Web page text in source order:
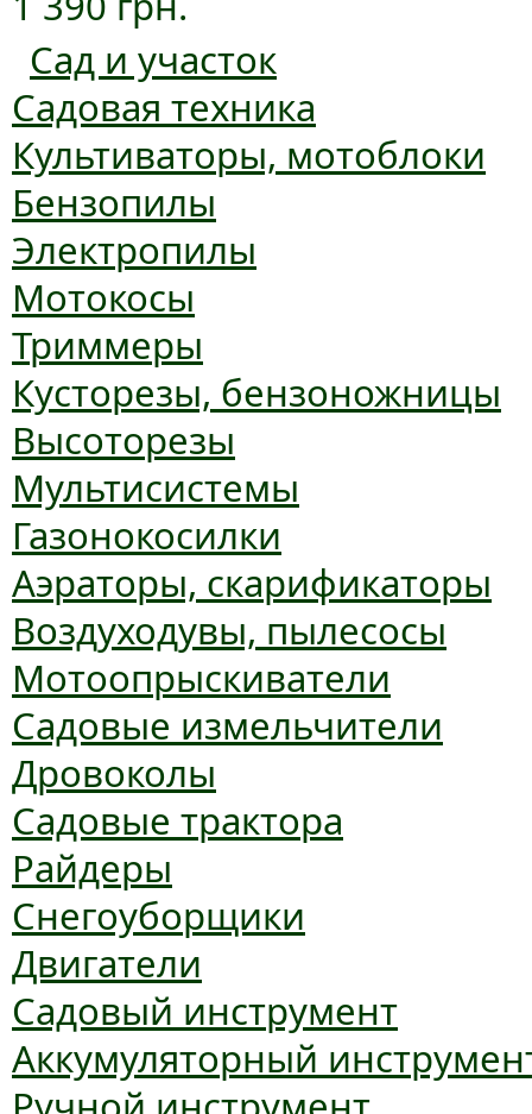
Сад и участок
Садовая техника
Культиваторы, мотоблоки
Бензопилы
Электропилы
Мотокосы
Триммеры
Кусторезы, бензоножницы
Высоторезы
Мультисистемы
Газонокосилки
Аэраторы, скарификаторы
Воздуходувы, пылесосы
Мотоопрыскиватели
Садовые измельчители
Дровоколы
Садовые трактора
Райдеры
Снегоуборщики
Двигатели
Садовый инструмент
Аккумуляторный